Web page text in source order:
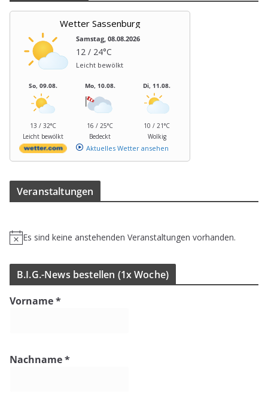
Wetter Sassenburg
Samstag, 08.08.2026
12 / 24°C
Leicht bewölkt
So, 09.08.
13 / 32°C
Leicht bewölkt
Mo, 10.08.
16 / 25°C
Bedeckt
Di, 11.08.
10 / 21°C
Wolkig
Aktuelles Wetter ansehen
Ver­an­stal­tun­gen
H
e
Es sind keine anstehenden Veranstaltungen vorhanden.
B.I.G.-News bestel­len (1x Woche)
Vorname*
Nachname*